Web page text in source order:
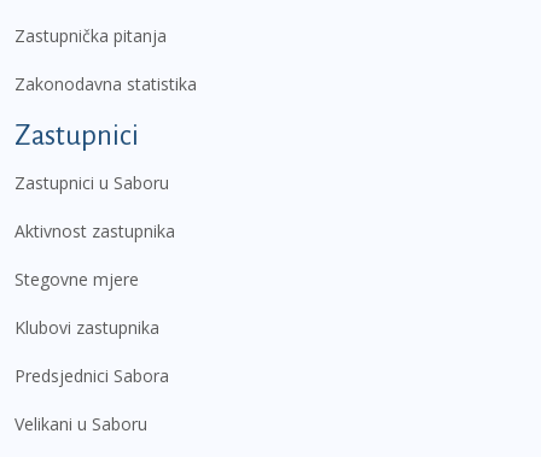
Zastupnička pitanja
Zakonodavna statistika
Zastupnici
Zastupnici u Saboru
Aktivnost zastupnika
Stegovne mjere
Klubovi zastupnika
Predsjednici Sabora
Velikani u Saboru